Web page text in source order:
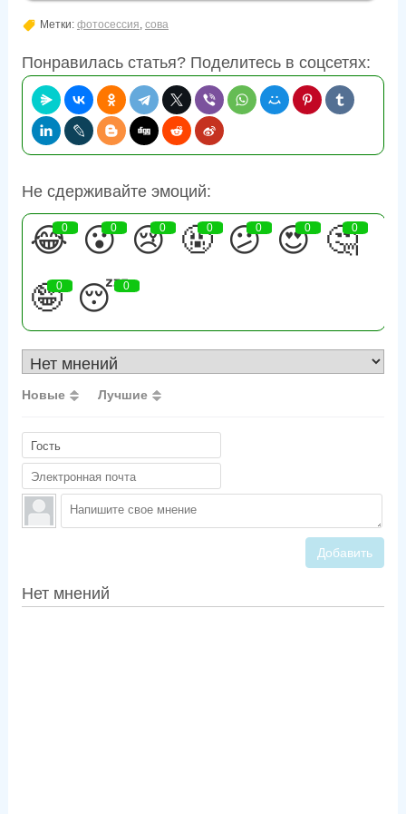
Метки: фотосессия, сова
Понравилась статья? Поделитесь в соцсетях:
Не сдерживайте эмоций:
😂
0 😮
0 😢
0 🤬
0 😕
0 😍
0 🤔
0
🤪
0 😴
0
Новые Лучшие
Добавить
Нет мнений